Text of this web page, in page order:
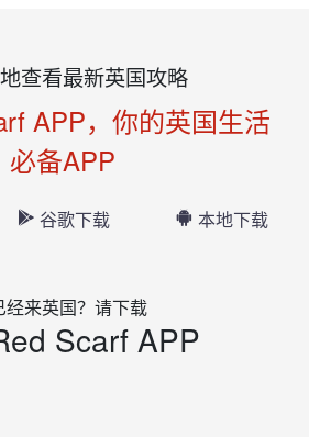
查看最新英国攻略
APP，你的英国生活
必备APP
谷歌下载 本地下载
经来英国？请下载
Scarf APP